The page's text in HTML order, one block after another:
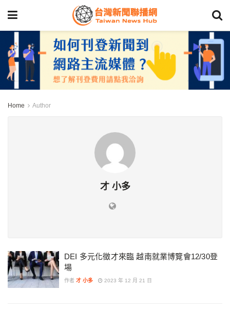
Home Author
才 小多
DEI 多元化徵才來臨 越南就業博覽會12/30登
場
作者 才 小多 2023 年 12 月 21 日